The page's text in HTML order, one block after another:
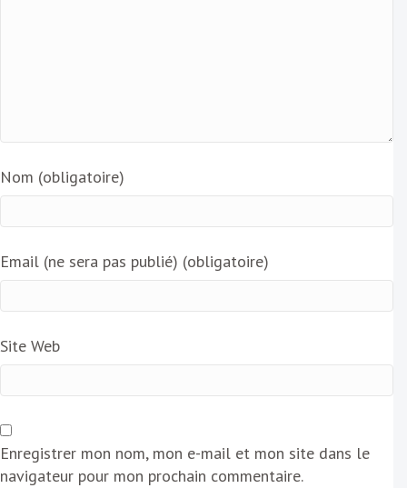
Nom (obligatoire)
Email (ne sera pas publié) (obligatoire)
Site Web
Enregistrer mon nom, mon e-mail et mon site dans le
navigateur pour mon prochain commentaire.